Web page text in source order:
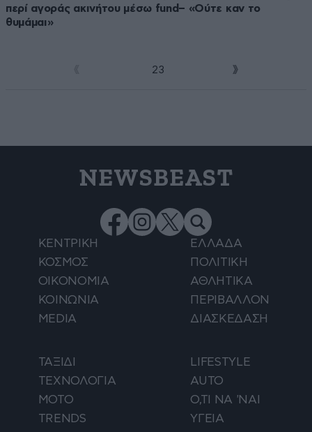
περί αγοράς ακινήτου μέσω fund– «Ούτε καν το
θυμάμαι»
23
NEWSBEAST
ΚΕΝΤΡΙΚΗ
ΕΛΛΑΔΑ
ΚΟΣΜΟΣ
ΠΟΛΙΤΙΚΗ
ΟΙΚΟΝΟΜΙΑ
ΑΘΛΗΤΙΚΑ
ΚΟΙΝΩΝΙΑ
ΠΕΡΙΒΑΛΛΟΝ
MEDIA
ΔΙΑΣΚΕΔΑΣΗ
ΤΑΞΙΔΙ
LIFESTYLE
ΤΕΧΝΟΛΟΓΙΑ
AUTO
ΜΟΤΟ
Ο,ΤΙ ΝΑ 'ΝΑΙ
TRENDS
ΥΓΕΙΑ